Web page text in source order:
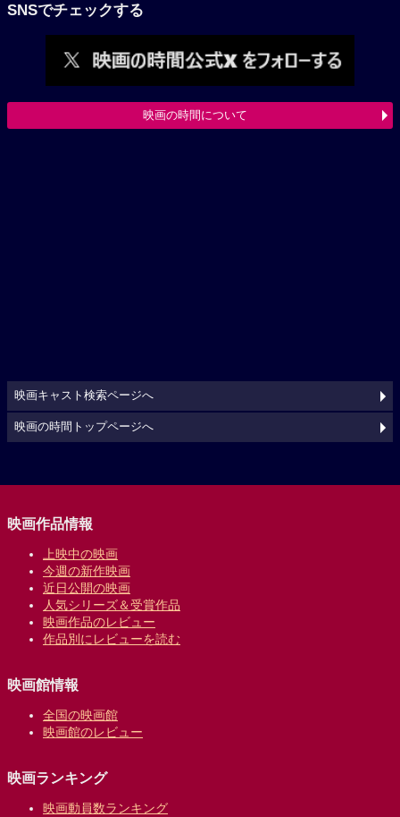
SNSでチェックする
映画の時間について
映画キャスト検索ページへ
映画の時間トップページへ
映画作品情報
上映中の映画
今週の新作映画
近日公開の映画
人気シリーズ＆受賞作品
映画作品のレビュー
作品別にレビューを読む
映画館情報
全国の映画館
映画館のレビュー
映画ランキング
映画動員数ランキング